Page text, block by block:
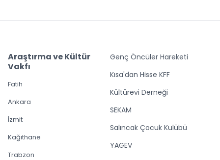
Araştırma ve Kültür
Vakfı
Fatih
Ankara
İzmit
Kağıthane
Trabzon
Genç Öncüler Hareketi
Kısa'dan Hisse KFF
Kültürevi Derneği
SEKAM
Salıncak Çocuk Kulübü
YAGEV